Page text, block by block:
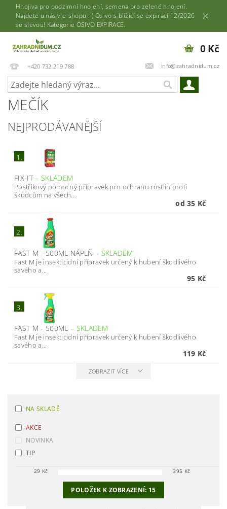
Hnojiva pro podzimní hnojení, semena pro zelené hnojení.
Najdete u nás v e-shopu :-) Osivo s blížící se expirací 12/2026
se slevou! Kategorie OSIVO EXPIRACE.
+420 732 219 788 info@zahradnidum.cz
0 Kč
MEČÍK
NEJPRODÁVANĚJŠÍ
1.
FIX-IT– SKLADEM
Postřikový pomocný přípravek pro ochranu rostlin proti
škůdcům na všech...
od 35 Kč
2.
FAST M - 500ML NÁPLŇ – SKLADEM
Fast M je insekticidní přípravek určený k hubení škodlivého
savého a...
95 Kč
3.
FAST M - 500ML – SKLADEM
Fast M je insekticidní přípravek určený k hubení škodlivého
savého a...
119 Kč
ZOBRAZIT VÍCE
NA SKLADĚ
AKCE
NOVINKA
TIP
29 Kč 395 Kč
POLOŽEK K ZOBRAZENÍ: 15